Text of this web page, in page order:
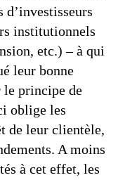
institutionnels
etc.) – à qui
leur bonne
le principe de
oblige les
de leur clientèle,
A moins
à cet effet, les